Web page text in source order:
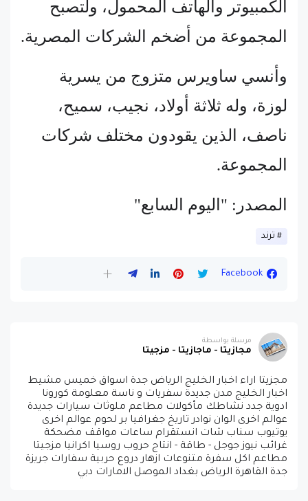
الكمبيوتر والهاتف المحمول، ولتصبح
المجموعة من أضخم الشركات المصرية.
وأنسي ساويرس متزوج من يسرية
لوزة، وله ثلاثة أولاد، نجيب، سميح،
ناصف، الذين يقودون مختلف شركات
المجموعة.
المصدر: "اليوم السابع"
ترند
Facebook
مرسلة بواسطة
مجازيتا - ماجازيتا - مزجيتا
مجزيتا اراء اخبار الخليج الرياض جدة اسواق خميس مشيط
اخبار الخليج مدن جديدة سفريات و ناسة معلومة كورونا
ادوية جدد نشاطك مأكولات مطاعم ملوثات سيارات جديدة
عوالم اخرى الوان نوادر تاريخ جغرافيا بر لحوم عوالم اخرى
يوتيوب سناب شات انستقرام ساعات مواقف مضحكة
غرائب نيوز جوجل - طاقة - انتاج حروب روسيا اكرانيا مزجيتا
مطاعم اكل سفرة متنوعات ازهار دروع حربية سفارات جريزة
جدة القاهرة الرياض بغداد الموصل الامارات دبي